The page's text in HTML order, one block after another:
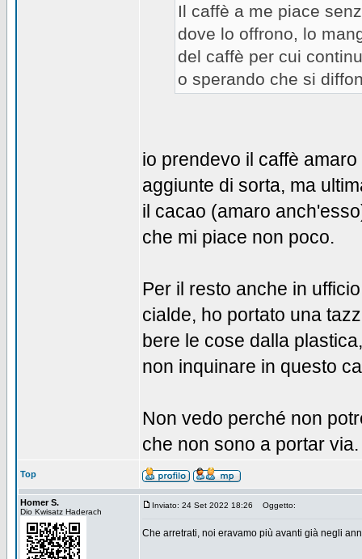
Il caffè a me piace
dove lo offrono, lo
del caffè per cui
o sperando che si
io prendevo il caffè
aggiunte di sorta, ma
il cacao (amaro
che mi piace non poco.
Per il resto anche in
cialde, ho portato una
bere le cose dalla
non inquinare in questo
Non vedo perché non
che non sono a portar via.
Top
Homer S.
Dio Kwisatz Haderach
Inviato: 24 Set 2022 18:26 Oggetto:
Che arretrati, noi eravamo più avanti già negli